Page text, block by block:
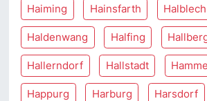
Haiming Hainsfarth Halblech
Haldenwang Halfing
Hallerndorf Hallstadt
Happurg Harburg Harsdorf